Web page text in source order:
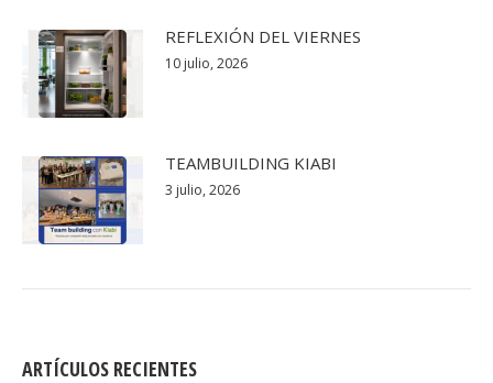
REFLEXIÓN DEL VIERNES
10 julio, 2026
TEAMBUILDING KIABI
3 julio, 2026
ARTÍCULOS RECIENTES